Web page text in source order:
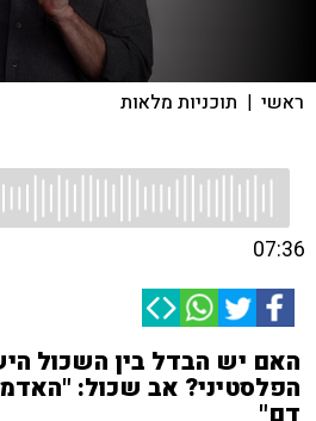
ראשי | תוכניות מלאות
07:36
האם יש הבדל בין השכול
הפלסטיני? אב שכול: